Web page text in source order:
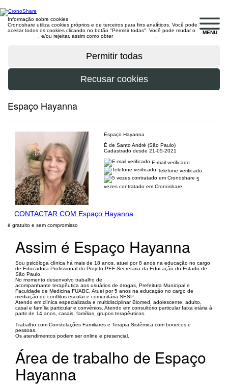
MENU
Informação sobre cookies
Cronoshare utiliza cookies próprios e de terceiros para fins analíticos. Você pode
aceitar todos os cookies clicando no botão "Permitir todas". Você pode mudar o
, e/ou rejeitar, assim como obter
Espaço Hayanna
Espaço Hayanna
É de Santo André (São Paulo)
Cadastrado desde 21-05-2021
E-mail verificado
Telefone verificado
5
vezes contratado em Cronoshare
CONTACTAR COM Espaço Hayanna
é gratuito e sem compromisso
Assim é Espaço Hayanna
Sou psicóloga clínica há mais de 18 anos, atuei por 8 anos na educação no cargo
de Educadora Profissional do Projeto PEF Secretaria da Educação do Estado de
São Paulo.
No momento desenvolvo trabalho de
acompanhante terapêutica aos usuários de drogas, Prefeitura Municipal e
Faculdade de Medicina FUABC. Atuei por 5 anos na educação no cargo de
mediação de conflitos escolar e comunitária SESP.
Atendo em clínica especializada e multidisciplinar Biomed, adolescente, adulto,
casal e família particular e convênios. Atendo em consultório particular faixa etária à
partir de 14 anos, casais, famílias, grupos terapêuticos.
Trabalho com Constelações Familiares e Terapia Sistêmica com bonecos e
pessoas.
Os atendimentos podem ser online e presencial.
Área de trabalho de Espaço
Hayanna